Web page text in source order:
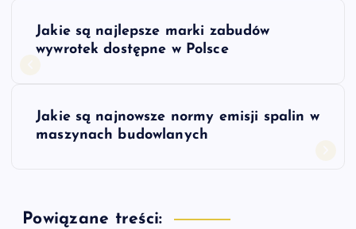
N
a
Jakie są najlepsze marki zabudów
wywrotek dostępne w Polsce
Jakie są najnowsze normy emisji spalin w
maszynach budowlanych
Powiązane treści: